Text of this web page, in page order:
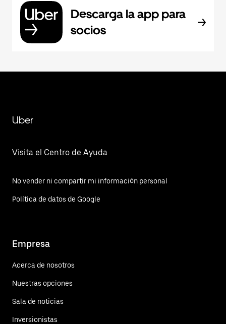
Descarga la app para
socios
Uber
Visita el Centro de Ayuda
No vender ni compartir mi información personal
Política de datos de Google
Empresa
Acerca de nosotros
Nuestras opciones
Sala de noticias
Inversionistas